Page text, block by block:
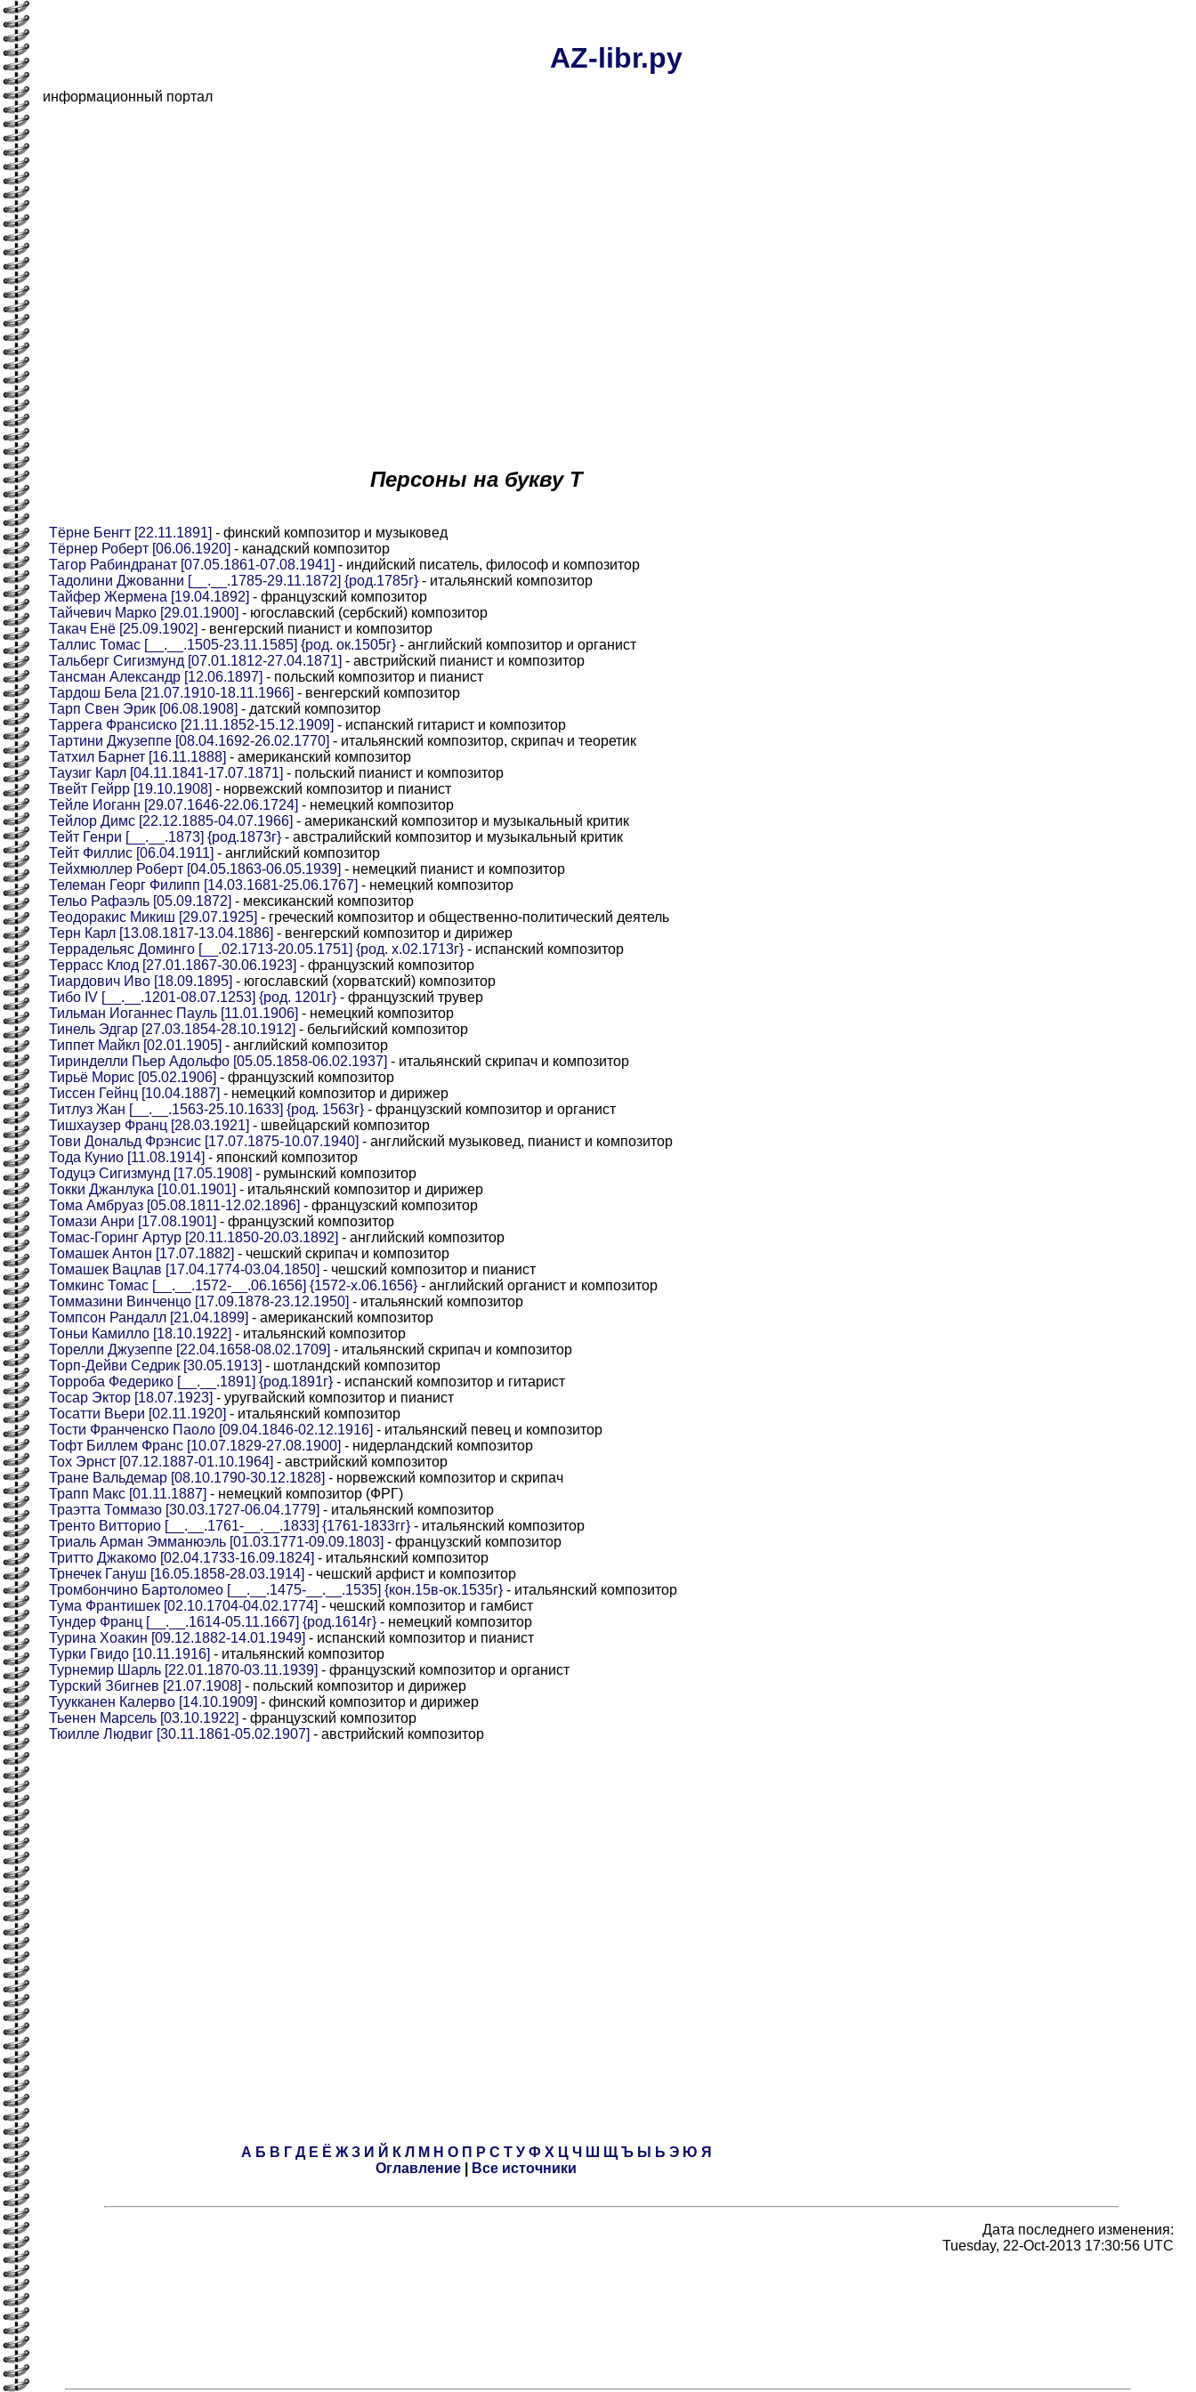
AZ-libr.ру
информационный портал
Персоны на букву Т
Тёрне Бенгт [22.11.1891] - финский композитор и музыковед
Тёрнер Роберт [06.06.1920] - канадский композитор
Тагор Рабиндранат [07.05.1861-07.08.1941] - индийский писатель, философ и композитор
Тадолини Джованни [__.__.1785-29.11.1872] {род.1785г} - итальянский композитор
Тайфер Жермена [19.04.1892] - французский композитор
Тайчевич Марко [29.01.1900] - югославский (сербский) композитор
Такач Енё [25.09.1902] - венгерский пианист и композитор
Таллис Томас [__.__.1505-23.11.1585] {род. ок.1505г} - английский композитор и органист
Тальберг Сигизмунд [07.01.1812-27.04.1871] - австрийский пианист и композитор
Тансман Александр [12.06.1897] - польский композитор и пианист
Тардош Бела [21.07.1910-18.11.1966] - венгерский композитор
Тарп Свен Эрик [06.08.1908] - датский композитор
Таррега Франсиско [21.11.1852-15.12.1909] - испанский гитарист и композитор
Тартини Джузеппе [08.04.1692-26.02.1770] - итальянский композитор, скрипач и теоретик
Татхил Барнет [16.11.1888] - американский композитор
Таузиг Карл [04.11.1841-17.07.1871] - польский пианист и композитор
Твейт Гейрр [19.10.1908] - норвежский композитор и пианист
Тейле Иоганн [29.07.1646-22.06.1724] - немецкий композитор
Тейлор Димс [22.12.1885-04.07.1966] - американский композитор и музыкальный критик
Тейт Генри [__.__.1873] {род.1873г} - австралийский композитор и музыкальный критик
Тейт Филлис [06.04.1911] - английский композитор
Тейхмюллер Роберт [04.05.1863-06.05.1939] - немецкий пианист и композитор
Телеман Георг Филипп [14.03.1681-25.06.1767] - немецкий композитор
Тельо Рафаэль [05.09.1872] - мексиканский композитор
Теодоракис Микиш [29.07.1925] - греческий композитор и общественно-политический деятель
Терн Карл [13.08.1817-13.04.1886] - венгерский композитор и дирижер
Террадельяс Доминго [__.02.1713-20.05.1751] {род. x.02.1713г} - испанский композитор
Террасс Клод [27.01.1867-30.06.1923] - французский композитор
Тиардович Иво [18.09.1895] - югославский (хорватский) композитор
Тибо IV [__.__.1201-08.07.1253] {род. 1201г} - французский трувер
Тильман Иоганнес Пауль [11.01.1906] - немецкий композитор
Тинель Эдгар [27.03.1854-28.10.1912] - бельгийский композитор
Типпет Майкл [02.01.1905] - английский композитор
Тиринделли Пьер Адольфо [05.05.1858-06.02.1937] - итальянский скрипач и композитор
Тирьё Морис [05.02.1906] - французский композитор
Тиссен Гейнц [10.04.1887] - немецкий композитор и дирижер
Титлуз Жан [__.__.1563-25.10.1633] {род. 1563г} - французский композитор и органист
Тишхаузер Франц [28.03.1921] - швейцарский композитор
Тови Дональд Фрэнсис [17.07.1875-10.07.1940] - английский музыковед, пианист и композитор
Тода Кунио [11.08.1914] - японский композитор
Тодуцэ Сигизмунд [17.05.1908] - румынский композитор
Токки Джанлука [10.01.1901] - итальянский композитор и дирижер
Тома Амбруаз [05.08.1811-12.02.1896] - французский композитор
Томази Анри [17.08.1901] - французский композитор
Томас-Горинг Артур [20.11.1850-20.03.1892] - английский композитор
Томашек Антон [17.07.1882] - чешский скрипач и композитор
Томашек Вацлав [17.04.1774-03.04.1850] - чешский композитор и пианист
Томкинс Томас [__.__.1572-__.06.1656] {1572-x.06.1656} - английский органист и композитор
Томмазини Винченцо [17.09.1878-23.12.1950] - итальянский композитор
Томпсон Рандалл [21.04.1899] - американский композитор
Тоньи Камилло [18.10.1922] - итальянский композитор
Торелли Джузеппе [22.04.1658-08.02.1709] - итальянский скрипач и композитор
Торп-Дейви Седрик [30.05.1913] - шотландский композитор
Торроба Федерико [__.__.1891] {род.1891г} - испанский композитор и гитарист
Тосар Эктор [18.07.1923] - уругвайский композитор и пианист
Тосатти Вьери [02.11.1920] - итальянский композитор
Тости Франченско Паоло [09.04.1846-02.12.1916] - итальянский певец и композитор
Тофт Биллем Франс [10.07.1829-27.08.1900] - нидерландский композитор
Тох Эрнст [07.12.1887-01.10.1964] - австрийский композитор
Тране Вальдемар [08.10.1790-30.12.1828] - норвежский композитор и скрипач
Трапп Макс [01.11.1887] - немецкий композитор (ФРГ)
Траэтта Томмазо [30.03.1727-06.04.1779] - итальянский композитор
Тренто Витторио [__.__.1761-__.__.1833] {1761-1833гг} - итальянский композитор
Триаль Арман Эмманюэль [01.03.1771-09.09.1803] - французский композитор
Тритто Джакомо [02.04.1733-16.09.1824] - итальянский композитор
Трнечек Гануш [16.05.1858-28.03.1914] - чешский арфист и композитор
Тромбончино Бартоломео [__.__.1475-__.__.1535] {кон.15в-ок.1535г} - итальянский композитор
Тума Франтишек [02.10.1704-04.02.1774] - чешский композитор и гамбист
Тундер Франц [__.__.1614-05.11.1667] {род.1614г} - немецкий композитор
Турина Хоакин [09.12.1882-14.01.1949] - испанский композитор и пианист
Турки Гвидо [10.11.1916] - итальянский композитор
Турнемир Шарль [22.01.1870-03.11.1939] - французский композитор и органист
Турский Збигнев [21.07.1908] - польский композитор и дирижер
Туукканен Калерво [14.10.1909] - финский композитор и дирижер
Тьенен Марсель [03.10.1922] - французский композитор
Тюилле Людвиг [30.11.1861-05.02.1907] - австрийский композитор
А Б В Г Д Е Ё Ж З И Й К Л М Н О П Р С Т У Ф Х Ц Ч Ш Щ Ъ Ы Ь Э Ю Я
Оглавление
Все источники
Дата последнего изменения:
Tuesday, 22-Oct-2013 17:30:56 UTC